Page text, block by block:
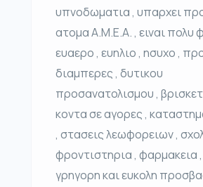
υπνοδωματια , υπαρχει
ατομα Α.Μ.Ε.Α. , ειναι πολυ
ευαερο , ευηλιο , ησυχο ,
διαμπερες , δυτικου
προσανατολισμου ,
κοντα σε αγορες ,
, στασεις λεωφορειων ,
φροντιστηρια , φαρμακεια
γρηγορη και ευκολη